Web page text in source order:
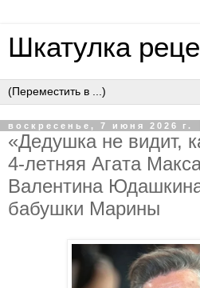
Шкатулка
воскресенье, 7 июня 2026 г.
«Дeдушкa нe видит,
4-лeтняя Aгaтa
Вaлeнтинa
бaбушки Мapины